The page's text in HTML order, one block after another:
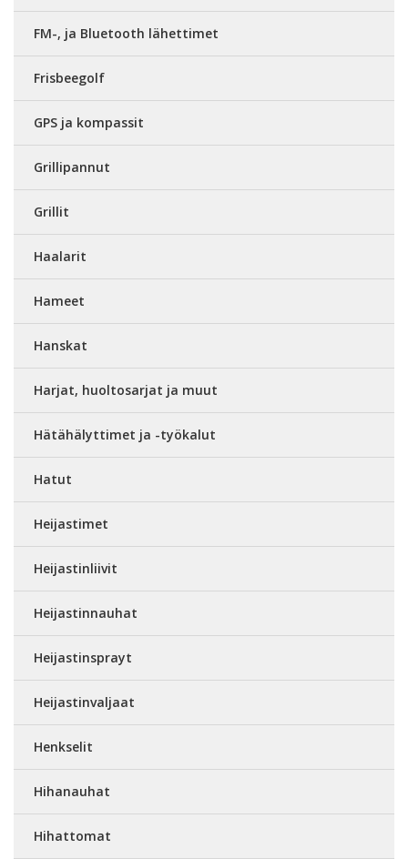
FM-, ja Bluetooth lähettimet
Frisbeegolf
GPS ja kompassit
Grillipannut
Grillit
Haalarit
Hameet
Hanskat
Harjat, huoltosarjat ja muut
Hätähälyttimet ja -työkalut
Hatut
Heijastimet
Heijastinliivit
Heijastinnauhat
Heijastinsprayt
Heijastinvaljaat
Henkselit
Hihanauhat
Hihattomat